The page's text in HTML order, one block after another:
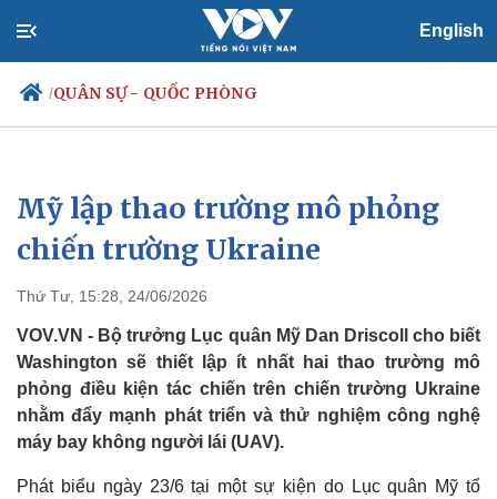
English
/QUÂN SỰ - QUỐC PHÒNG
Chính trị
Đảng
Tổ chức nhân sự
Nhận diện sự thật
Xã hội
Tin 24h
Dự báo thời tiết
Việc làm
Biển đảo
Mỹ lập thao trường mô phỏng
chiến trường Ukraine
Thứ Tư, 15:28, 24/06/2026
VOV.VN - Bộ trưởng Lục quân Mỹ Dan Driscoll cho biết
Washington sẽ thiết lập ít nhất hai thao trường mô
phỏng điều kiện tác chiến trên chiến trường Ukraine
nhằm đẩy mạnh phát triển và thử nghiệm công nghệ
máy bay không người lái (UAV).
Phát biểu ngày 23/6 tại một sự kiện do Lục quân Mỹ tổ